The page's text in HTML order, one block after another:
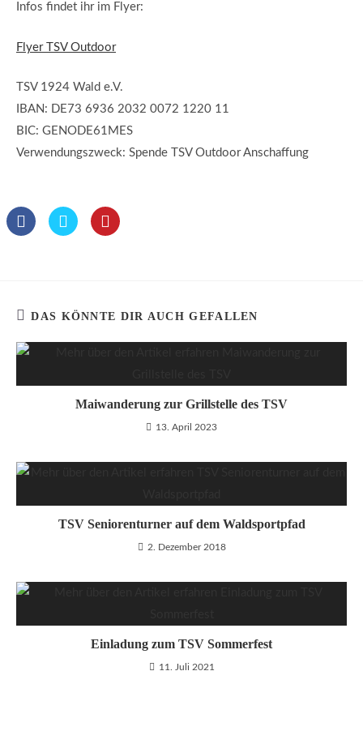
Infos findet ihr im Flyer:
Flyer TSV Outdoor
TSV 1924 Wald e.V.
IBAN: DE73 6936 2032 0072 1220 11
BIC: GENODE61MES
Verwendungszweck: Spende TSV Outdoor Anschaffung
DAS KÖNNTE DIR AUCH GEFALLEN
Maiwanderung zur Grillstelle des TSV
13. April 2023
TSV Seniorenturner auf dem Waldsportpfad
2. Dezember 2018
Einladung zum TSV Sommerfest
11. Juli 2021